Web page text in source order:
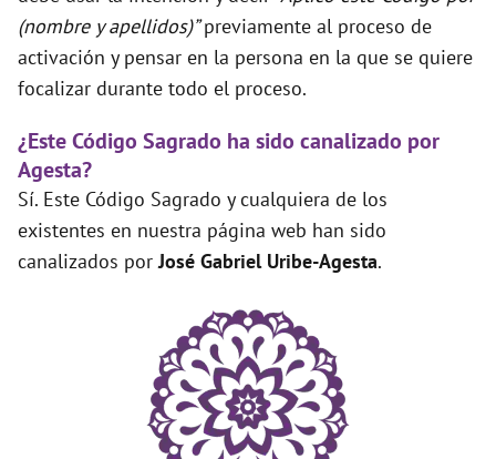
(nombre y apellidos)”previamente al proceso de
activación y pensar en la persona en la que se quiere
focalizar durante todo el proceso.
¿Este Código Sagrado ha sido canalizado por
Agesta?
Sí. Este Código Sagrado y cualquiera de los
existentes en nuestra página web han sido
canalizados porJosé Gabriel Uribe-Agesta.